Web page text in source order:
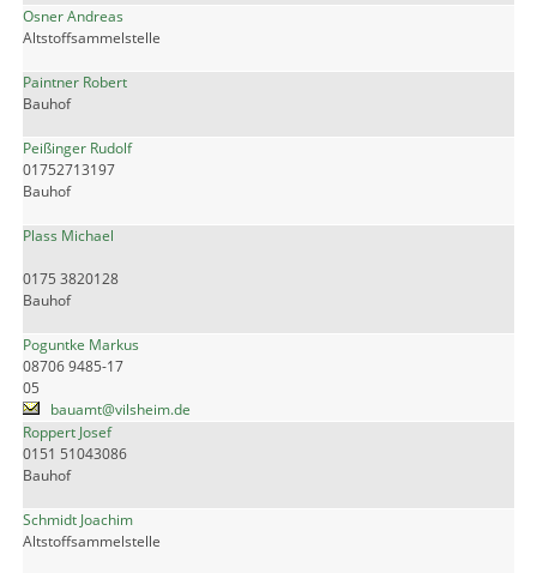
Osner Andreas
Altstoffsammelstelle
Paintner Robert
Bauhof
Peißinger Rudolf
01752713197
Bauhof
Plass Michael
0175 3820128
Bauhof
Poguntke Markus
08706 9485-17
05
bauamt@vilsheim.de
Roppert Josef
0151 51043086
Bauhof
Schmidt Joachim
Altstoffsammelstelle